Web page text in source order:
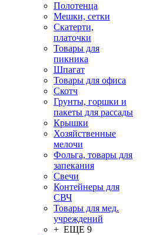
Полотенца
Мешки, сетки
Скатерти,
платочки
Товары для
пикника
Шпагат
Товары для офиса
Скотч
Грунты, горшки и
пакеты для рассады
Крышки
Хозяйственные
мелочи
Фольга, товары для
запекания
Свечи
Контейнеры для
СВЧ
Товары для мед.
учреждений
+ ЕЩЕ 9